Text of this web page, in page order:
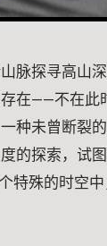
脉探寻高山
在——不在此
种未曾断裂
的探索，试
特殊的时空